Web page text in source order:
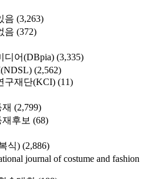
음 (3,263)
음 (372)
디어(DBpia) (3,335)
(2,562)
구재단(KCI) (11)
(2,799)
후보 (68)
식) (2,886)
journal of costume and fashion